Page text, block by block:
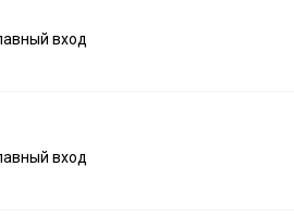
вход
вход